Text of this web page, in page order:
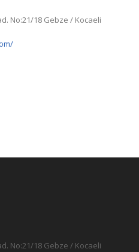
No:21/18 Gebze / Kocaeli
No:21/18 Gebze / Kocaeli